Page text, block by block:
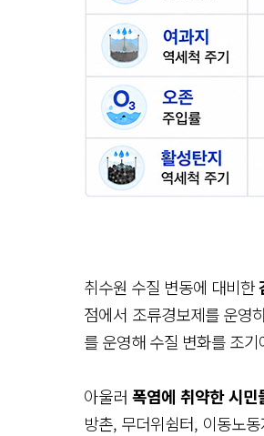
취수원 수질 변동에 대비한
점에서 조류경보제를 운영
를 운영해 수질 변화를 조
아울러 폭염에 취약한 시민
방촌, 무더위쉼터, 이동노